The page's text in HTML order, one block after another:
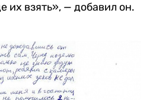
их взять», — добавил он.